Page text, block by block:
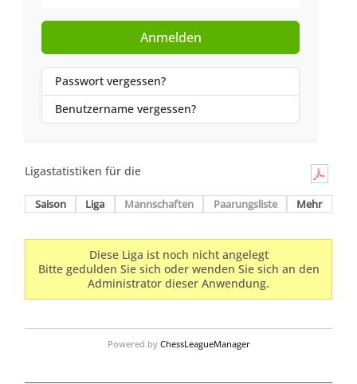
Anmelden
Passwort vergessen?
Benutzername vergessen?
Ligastatistiken für die
Saison Liga Mannschaften Paarungsliste Mehr
Diese Liga ist noch nicht angelegt
Bitte gedulden Sie sich oder wenden Sie sich an den
Administrator dieser Anwendung.
Powered by ChessLeagueManager